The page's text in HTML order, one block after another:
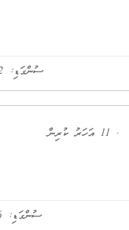
ސުންގަޑި: 22 ފެބުރުވަރީ 2015 12:00
. 11 އަހަރު ކުރިން
ސުންގަޑި: 16 ފެބުރުވަރީ 2015 12:30